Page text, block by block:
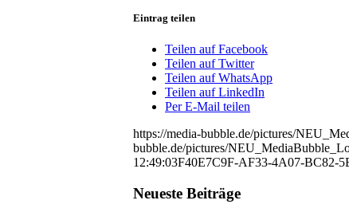
Eintrag teilen
Teilen auf Facebook
Teilen auf Twitter
Teilen auf WhatsApp
Teilen auf LinkedIn
Per E-Mail teilen
https://media-bubble.de/pictures/
bubble.de/pictures/
12:49:03F40E7C9F-AF33-4A07-BC82-
Neueste Beiträge